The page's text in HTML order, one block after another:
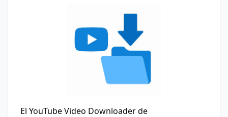
El YouTube Video Downloader de